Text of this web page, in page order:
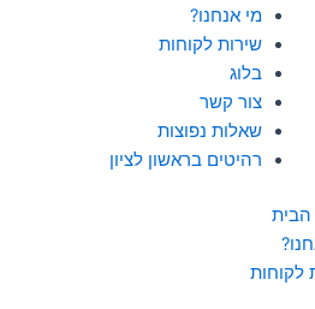
מי אנחנו?
שירות לקוחות
בלוג
צור קשר
שאלות נפוצות
רהיטים בראשון לציון
הבית
לקוחות